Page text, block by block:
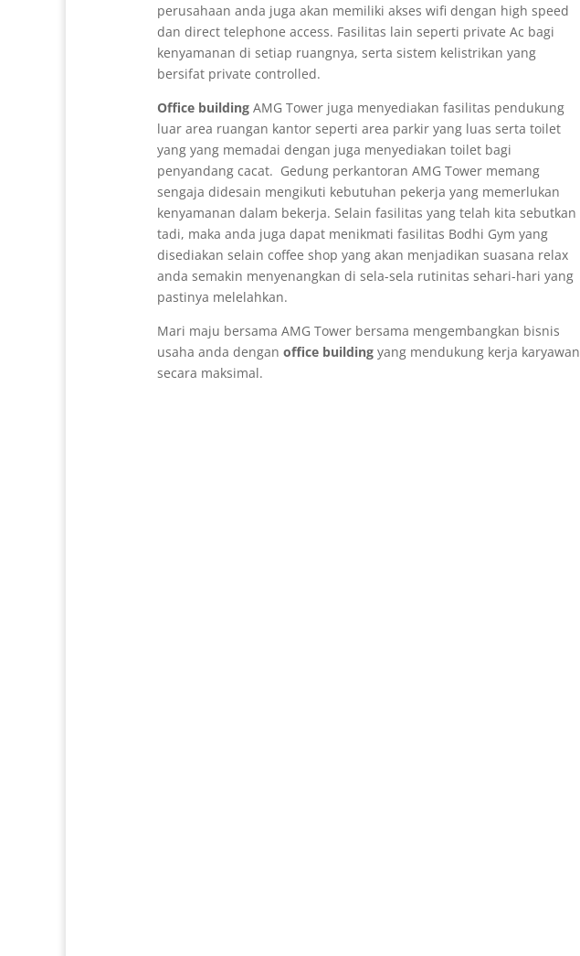
perusahaan anda juga akan memiliki akses wifi dengan high speed
dan direct telephone access. Fasilitas lain seperti private Ac bagi
kenyamanan di setiap ruangnya, serta sistem kelistrikan yang
bersifat private controlled.
Office buildingAMG Tower juga menyediakan fasilitas pendukung
luar area ruangan kantor seperti area parkir yang luas serta toilet
yang yang memadai dengan juga menyediakan toilet bagi
penyandang cacat. Gedung perkantoran AMG Tower memang
sengaja didesain mengikuti kebutuhan pekerja yang memerlukan
kenyamanan dalam bekerja. Selain fasilitas yang telah kita sebutkan
tadi, maka anda juga dapat menikmati fasilitas Bodhi Gym yang
disediakan selain coffee shop yang akan menjadikan suasana relax
anda semakin menyenangkan di sela-sela rutinitas sehari-hari yang
pastinya melelahkan.
Mari maju bersama AMG Tower bersama mengembangkan bisnis
usaha anda dengan office buildingyang mendukung kerja karyawan
secara maksimal.